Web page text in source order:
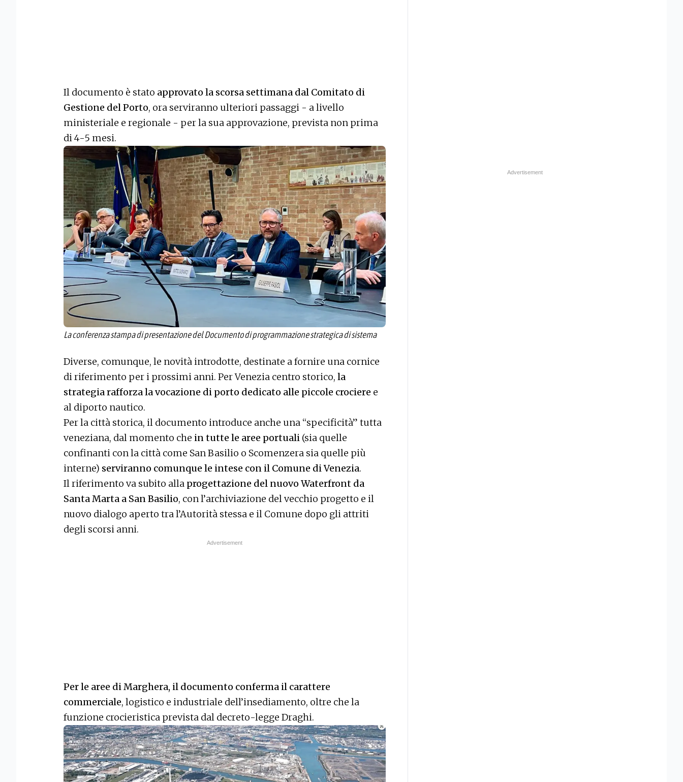
Il documento è stato approvato la scorsa settimana dal Comitato di
Gestione del Porto, ora serviranno ulteriori passaggi - a livello
ministeriale e regionale - per la sua approvazione, prevista non prima
di 4-5 mesi.
La conferenza stampa di presentazione del Documento di programmazione strategica di sistema
Diverse, comunque, le novità introdotte, destinate a fornire una cornice
di riferimento per i prossimi anni. Per Venezia centro storico, la
strategia rafforza la vocazione di porto dedicato alle piccole crociere e
al diporto nautico.
Per la città storica, il documento introduce anche una “specificità” tutta
veneziana, dal momento che in tutte le aree portuali (sia quelle
confinanti con la città come San Basilio o Scomenzera sia quelle più
interne) serviranno comunque le intese con il Comune di Venezia.
Il riferimento va subito alla progettazione del nuovo Waterfront da
Santa Marta a San Basilio, con l’archiviazione del vecchio progetto e il
nuovo dialogo aperto tra l’Autorità stessa e il Comune dopo gli attriti
degli scorsi anni.
Per le aree di Marghera, il documento conferma il carattere
commerciale, logistico e industriale dell’insediamento, oltre che la
funzione crocieristica prevista dal decreto-legge Draghi.